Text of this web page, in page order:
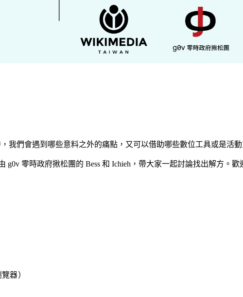
我們會遇到哪些意料之外的痛點，又可以借助哪些數位工具或是活動
零時政府揪松團的 Bess 和 Ichieh，帶大家一起討論找出解方。
器）